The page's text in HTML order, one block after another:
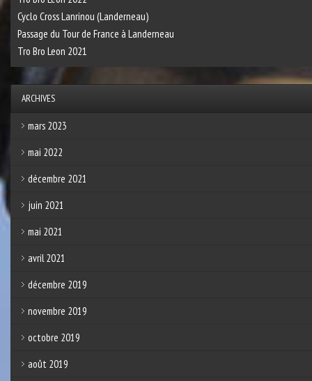
Cyclo Cross Lanrinou (Landerneau)
Passage du Tour de France à Landerneau
Tro Bro Leon 2021
ARCHIVES
mars 2023
mai 2022
décembre 2021
juin 2021
mai 2021
avril 2021
décembre 2019
novembre 2019
octobre 2019
août 2019